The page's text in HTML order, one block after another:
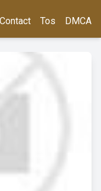
Contact Tos DMCA